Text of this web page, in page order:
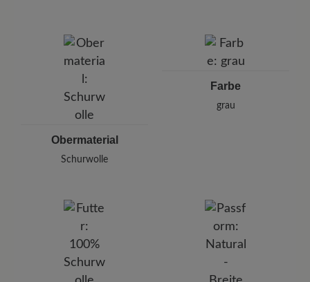
Hanzepoort 26, 7575 Oldenzaal, Niederlande
E-Mail:
sales@hooijerfootwear.com
Obermaterial
Schurwolle
Farbe
grau